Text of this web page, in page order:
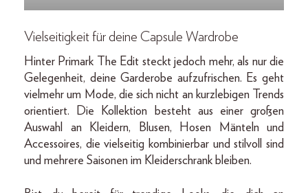
Vielseitigkeit für deine Capsule Wardrobe
Hinter Primark The Edit steckt jedoch mehr, als nur die
Gelegenheit, deine Garderobe aufzufrischen. Es geht
vielmehr um Mode, die sich nicht an kurzlebigen Trends
orientiert. Die Kollektion besteht aus einer großen
Auswahl an Kleidern, Blusen, Hosen Mänteln und
Accessoires, die vielseitig kombinierbar und stilvoll sind
und mehrere Saisonen im Kleiderschrank bleiben.